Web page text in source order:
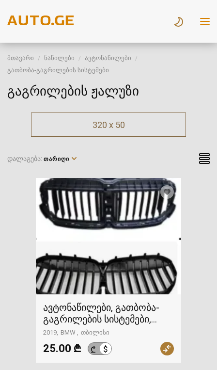
მთავარი ნაწილები
ავტონაწილები
გათბობა-გაგრილების სისტემები
გაგრილების ჟალუზი
320 x 50
დალაგება: ᲗᲐᲠᲘᲦᲘ
ავტონაწილები, გათბობა-
გაგრილების სისტემები,
გაგრილების ჟალუზი, BMW
2019 BMW თბილისი
25.00 ₾ ₾ $